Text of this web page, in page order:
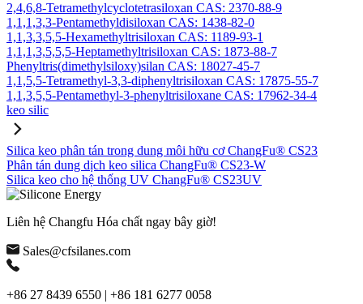
2,4,6,8-Tetramethylcyclotetrasiloxan CAS: 2370-88-9
1,1,1,3,3-Pentamethyldisiloxan CAS: 1438-82-0
1,1,3,3,5,5-Hexamethyltrisiloxan CAS: 1189-93-1
1,1,1,3,5,5,5-Heptamethyltrisiloxan CAS: 1873-88-7
Phenyltris(dimethylsiloxy)silan CAS: 18027-45-7
1,1,5,5-Tetramethyl-3,3-diphenyltrisiloxan CAS: 17875-55-7
1,1,3,5,5-Pentamethyl-3-phenyltrisiloxane CAS: 17962-34-4
keo silic
Silica keo phân tán trong dung môi hữu cơ ChangFu® CS23
Phân tán dung dịch keo silica ChangFu® CS23-W
Silica keo cho hệ thống UV ChangFu® CS23UV
Liên hệ Changfu Hóa chất ngay bây giờ!
Sales@cfsilanes.com
+86 27 8439 6550 | +86 181 6277 0058